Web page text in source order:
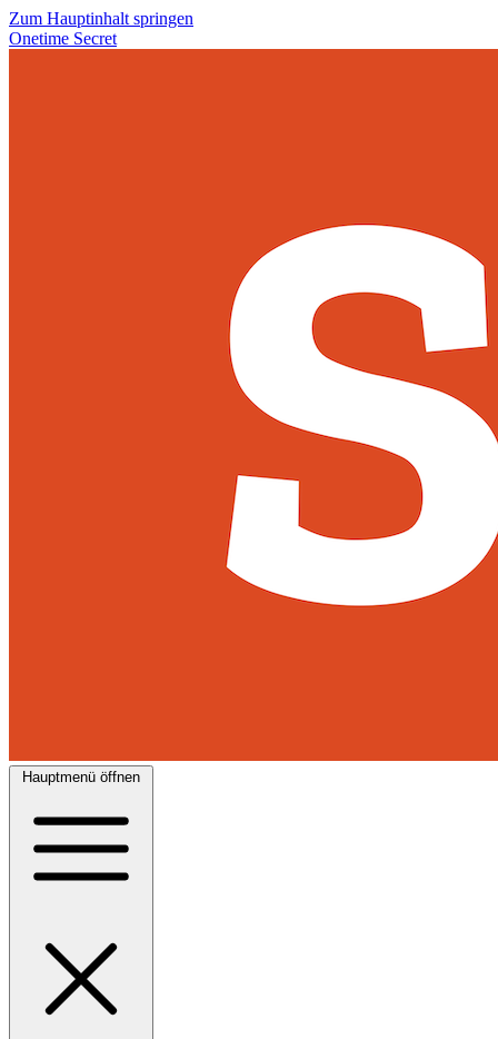
Zum Hauptinhalt springen
Onetime Secret
Hauptmenü öffnen